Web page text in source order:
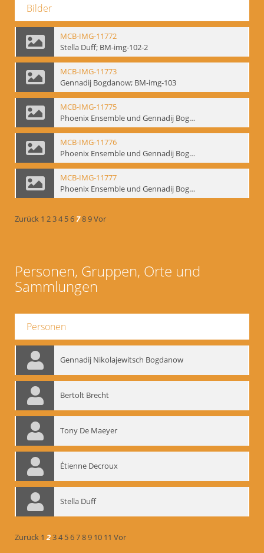
Bilder
MCB-IMG-11772
Stella Duff; BM-img-102-2
MCB-IMG-11773
Gennadij Bogdanow; BM-img-103
MCB-IMG-11775
Phoenix Ensemble und Gennadij Bogdanow; BM-img-105-1
MCB-IMG-11776
Phoenix Ensemble und Gennadij Bogdanow; BM-img-105-2
MCB-IMG-11777
Phoenix Ensemble und Gennadij Bogdanow; BM-img-105-3
Zurück 1 234 56789Vor
Personen, Gruppen, Orte und
Sammlungen
Personen
Gennadij Nikolajewitsch Bogdanow
Bertolt Brecht
Tony De Maeyer
Étienne Decroux
Stella Duff
Zurück 1 234 56789 10 11 Vor